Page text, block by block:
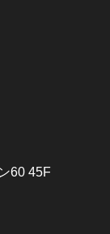
60 45F